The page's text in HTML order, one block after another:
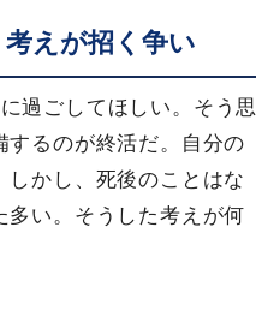
えが招く争い
過ごしてほしい。そう思
るのが終活だ。自分の
かし、死後のことはな
多い。そうした考えが何